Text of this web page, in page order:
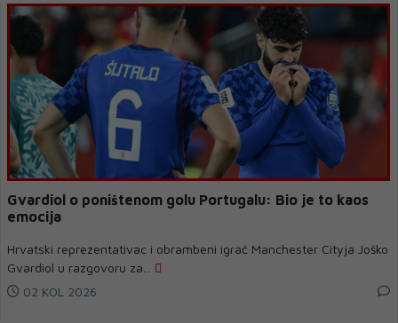
Gvardiol o poništenom golu Portugalu: Bio je to kaos
emocija
Hrvatski reprezentativac i obrambeni igrač Manchester Cityja Joško
Gvardiol u razgovoru za...
02 KOL 2026